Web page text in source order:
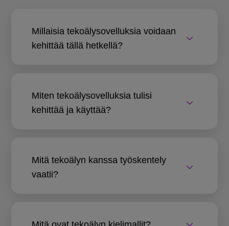
Millaisia tekoälysovelluksia voidaan
kehittää tällä hetkellä?
Miten tekoälysovelluksia tulisi
kehittää ja käyttää?
Mitä tekoälyn kanssa työskentely
vaatii?